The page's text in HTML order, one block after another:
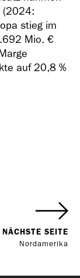
(2024:
stieg im
Mio. €
auf 20,8 %
NÄCHSTE SEITE
Nordamerika